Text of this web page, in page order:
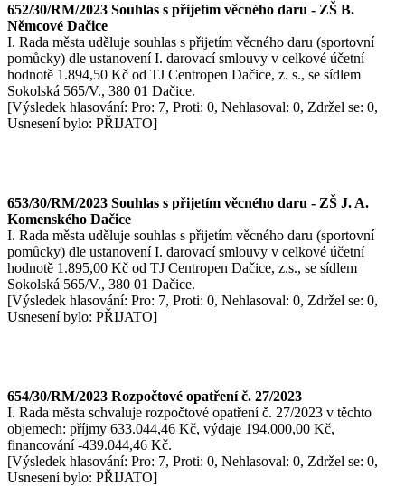
652/30/RM/2023 Souhlas s přijetím věcného daru - ZŠ B.
Němcové Dačice
I. Rada města uděluje souhlas s přijetím věcného daru (sportovní
pomůcky) dle ustanovení I. darovací smlouvy v celkové účetní
hodnotě 1.894,50 Kč od TJ Centropen Dačice, z. s., se sídlem
Sokolská 565/V., 380 01 Dačice.
[Výsledek hlasování: Pro: 7, Proti: 0, Nehlasoval: 0, Zdržel se: 0,
Usnesení bylo: PŘIJATO]
653/30/RM/2023 Souhlas s přijetím věcného daru - ZŠ J. A.
Komenského Dačice
I. Rada města uděluje souhlas s přijetím věcného daru (sportovní
pomůcky) dle ustanovení I. darovací smlouvy v celkové účetní
hodnotě 1.895,00 Kč od TJ Centropen Dačice, z.s., se sídlem
Sokolská 565/V., 380 01 Dačice.
[Výsledek hlasování: Pro: 7, Proti: 0, Nehlasoval: 0, Zdržel se: 0,
Usnesení bylo: PŘIJATO]
654/30/RM/2023 Rozpočtové opatření č. 27/2023
I. Rada města schvaluje rozpočtové opatření č. 27/2023 v těchto
objemech: příjmy 633.044,46 Kč, výdaje 194.000,00 Kč,
financování -439.044,46 Kč.
[Výsledek hlasování: Pro: 7, Proti: 0, Nehlasoval: 0, Zdržel se: 0,
Usnesení bylo: PŘIJATO]